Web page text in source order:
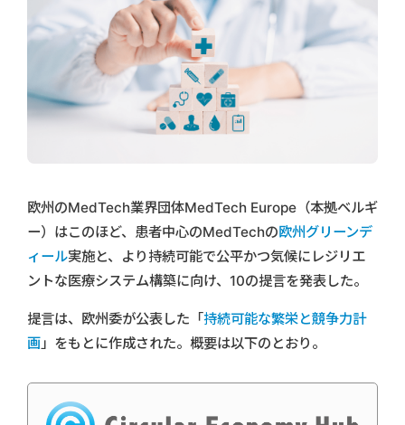
欧州のMedTech業界団体MedTech Europe（本拠ベルギ
ー）はこのほど、患者中心のMedTechの欧州グリーンデ
ィール実施と、より持続可能で公平かつ気候にレジリエ
ントな医療システム構築に向け、10の提言を発表した。
提言は、欧州委が公表した「持続可能な繁栄と競争力計
画 」をもとに作成された。概要は以下のとおり。